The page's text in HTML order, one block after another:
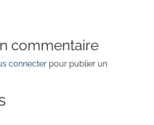
commentaire
connecter pour publier un